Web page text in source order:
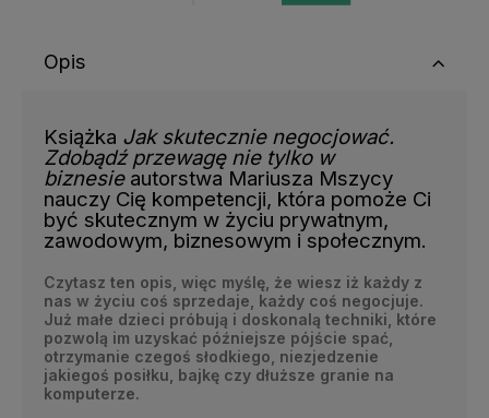
Opis
Książka Jak skutecznie negocjować.
Zdobądź przewagę nie tylko w
biznesie autorstwa Mariusza Mszycy
nauczy Cię kompetencji, która pomoże Ci
być skutecznym w życiu prywatnym,
zawodowym, biznesowym i społecznym.
Czytasz ten opis, więc myślę, że wiesz iż każdy z
nas w życiu coś sprzedaje, każdy coś negocjuje.
Już małe dzieci próbują i doskonalą techniki, które
pozwolą im uzyskać późniejsze pójście spać,
otrzymanie czegoś słodkiego, niezjedzenie
jakiegoś posiłku, bajkę czy dłuższe granie na
komputerze.